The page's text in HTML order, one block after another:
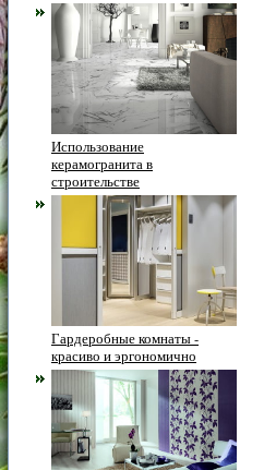
Использование
керамогранита в
строительстве
Гардеробные комнаты -
красиво и эргономично